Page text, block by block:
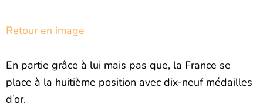
Retour en image
En partie grâce à lui mais pas que, la France se
place à la huitième position avec dix-neuf médailles
d’or.